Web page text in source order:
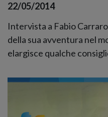
22/05/2014
Intervista a Fabio
della sua avventura nel
elargisce qualche